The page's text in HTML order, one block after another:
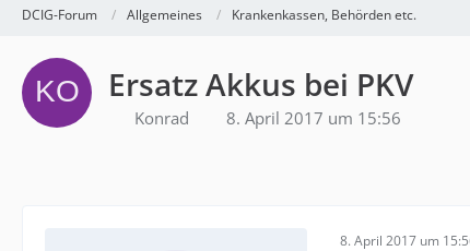
DCIG-Forum Allgemeines Krankenkassen, Behörden etc.
Ersatz Akkus bei PKV
Konrad 8. April 2017 um 15:56
8. April 2017 um